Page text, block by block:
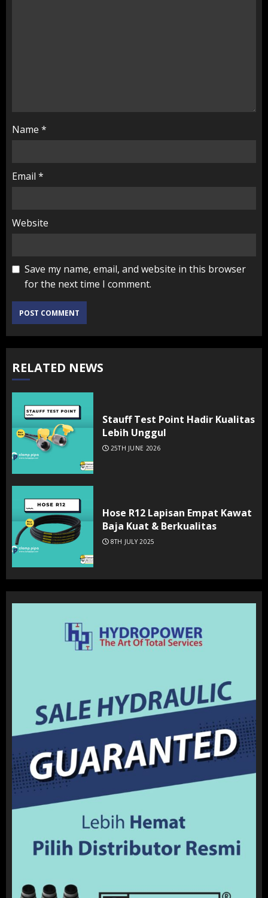
Name *
Email *
Website
Save my name, email, and website in this browser
for the next time I comment.
RELATED NEWS
Stauff Test Point Hadir Kualitas
Lebih Unggul
25TH JUNE 2026
Hose R12 Lapisan Empat Kawat
Baja Kuat & Berkualitas
8TH JULY 2025